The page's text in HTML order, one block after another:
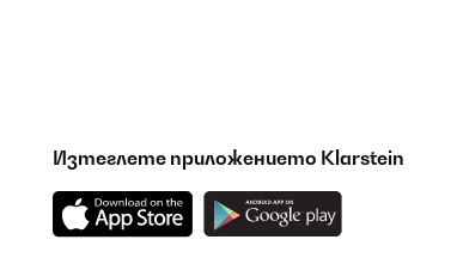
Изтеглете приложението Klarstein